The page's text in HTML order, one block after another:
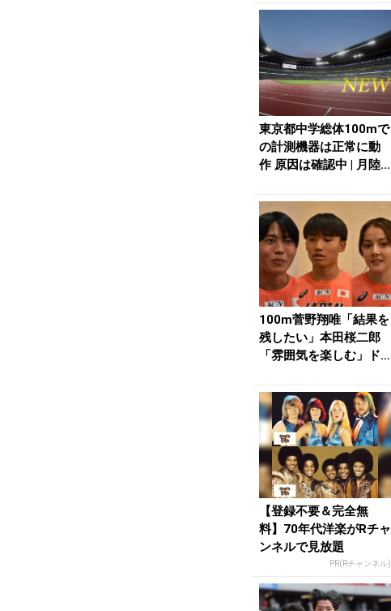
東京都中学総体100mで
の計測機器は正常に動
作 原因は確認中 | 月陸O
100m菅野翔唯「結果を
残したい」本田桜二郎
「雰囲気を楽しむ」ド
【登録不要＆完全無
料】70年代洋楽がRチャ
ンネルで見放題
PR(Rチャンネル)